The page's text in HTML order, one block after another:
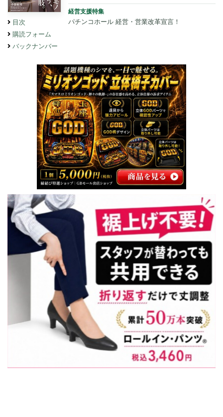
目次
購読フォーム
バックナンバー
経営支援特集
パチンコホール 経営・営業改革宣言！